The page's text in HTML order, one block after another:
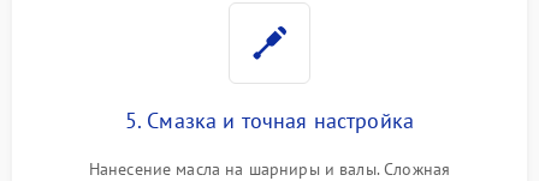
5. Смазка и точная настройка
Нанесение масла на шарниры и валы. Сложная